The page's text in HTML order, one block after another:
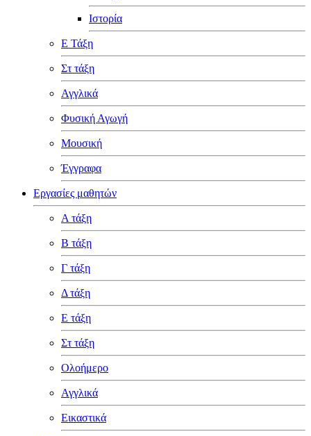
Ιστορία
Ε Τάξη
Στ τάξη
Αγγλικά
Φυσική Αγωγή
Μουσική
Έγγραφα
Εργασίες μαθητών
Α τάξη
Β τάξη
Γ τάξη
Δ τάξη
Ε τάξη
Στ τάξη
Ολοήμερο
Αγγλικά
Εικαστικά